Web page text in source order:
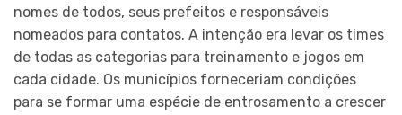
nomes de todos, seus prefeitos e responsáveis
nomeados para contatos. A intenção era levar os times
de todas as categorias para treinamento e jogos em
cada cidade. Os municípios forneceriam condições
para se formar uma espécie de entrosamento a crescer